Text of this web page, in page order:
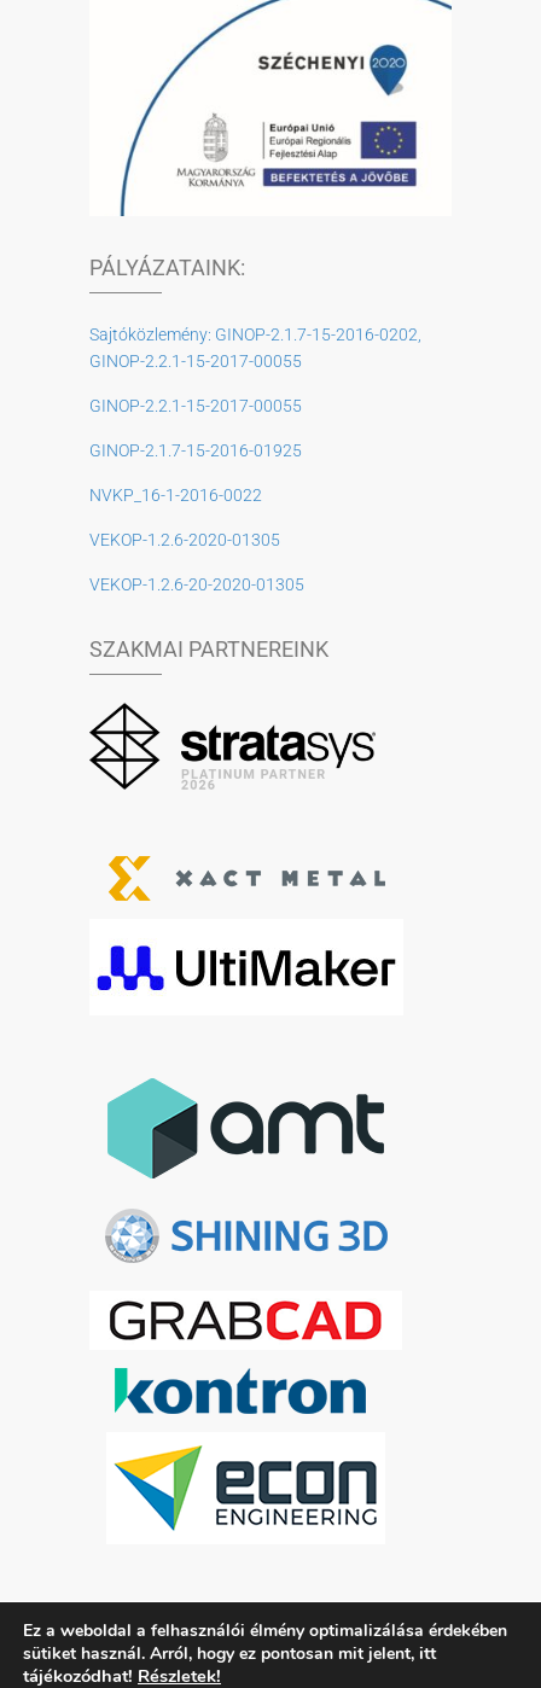
PÁLYÁZATAINK:
Sajtóközlemény: GINOP-2.1.7-15-2016-0202,
GINOP-2.2.1-15-2017-00055
GINOP-2.2.1-15-2017-00055
GINOP-2.1.7-15-2016-01925
NVKP_16-1-2016-0022
VEKOP-1.2.6-2020-01305
VEKOP-1.2.6-20-2020-01305
SZAKMAI PARTNEREINK
ADATKEZELÉSI TÁJÉKOZTATÓ
Ez a weboldal a felhasználói élmény optimalizálása érdekében
sütiket használ. Arról, hogy ez pontosan mit jelent, itt
tájékozódhat! Részletek!